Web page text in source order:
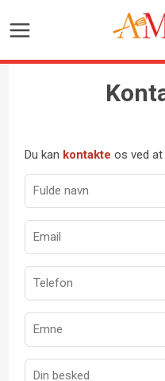
Du kan kontakte os ved